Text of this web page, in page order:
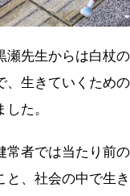
瀬先生からは白杖
、生きていくため
した。
常者では当たり前
と、社会の中で生